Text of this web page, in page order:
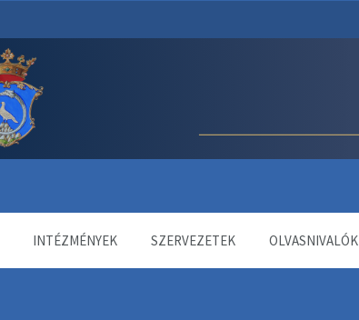
INTÉZMÉNYEK SZERVEZETEK OLVASNIVALÓK